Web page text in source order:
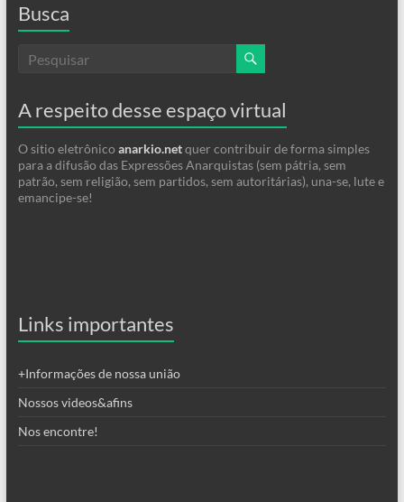
Busca
A respeito desse espaço virtual
O sitio eletrônico anarkio.netquer contribuir de forma simples
para a difusão das Expressões Anarquistas (sem pátria, sem
patrão, sem religião, sem partidos, sem autoritárias), una-se, lute e
emancipe-se!
Links importantes
+Informações de nossa união
Nossos videos&afins
Nos encontre!